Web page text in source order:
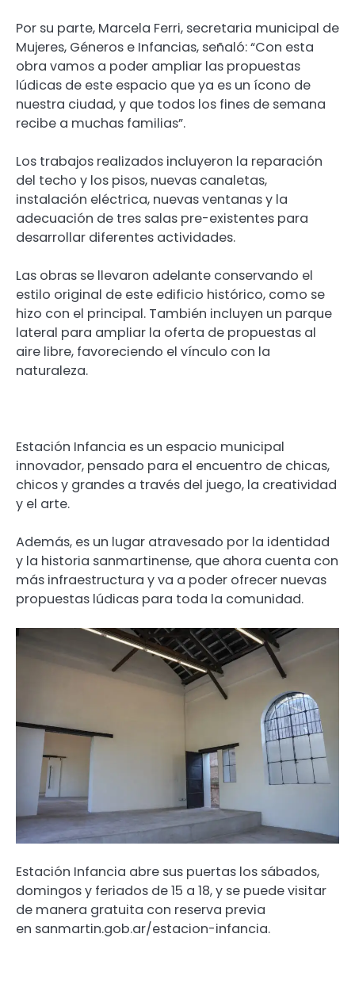
Por su parte, Marcela Ferri, secretaria municipal de
Mujeres, Géneros e Infancias, señaló: “Con esta
obra vamos a poder ampliar las propuestas
lúdicas de este espacio que ya es un ícono de
nuestra ciudad, y que todos los fines de semana
recibe a muchas familias”.
Los trabajos realizados incluyeron la reparación
del techo y los pisos, nuevas canaletas,
instalación eléctrica, nuevas ventanas y la
adecuación de tres salas pre-existentes para
desarrollar diferentes actividades.
Las obras se llevaron adelante conservando el
estilo original de este edificio histórico, como se
hizo con el principal. También incluyen un parque
lateral para ampliar la oferta de propuestas al
aire libre, favoreciendo el vínculo con la
naturaleza.
Estación Infancia es un espacio municipal
innovador, pensado para el encuentro de chicas,
chicos y grandes a través del juego, la creatividad
y el arte.
Además, es un lugar atravesado por la identidad
y la historia sanmartinense, que ahora cuenta con
más infraestructura y va a poder ofrecer nuevas
propuestas lúdicas para toda la comunidad.
Estación Infancia abre sus puertas los sábados,
domingos y feriados de 15 a 18, y se puede visitar
de manera gratuita con reserva previa
en sanmartin.gob.ar/estacion-infancia.